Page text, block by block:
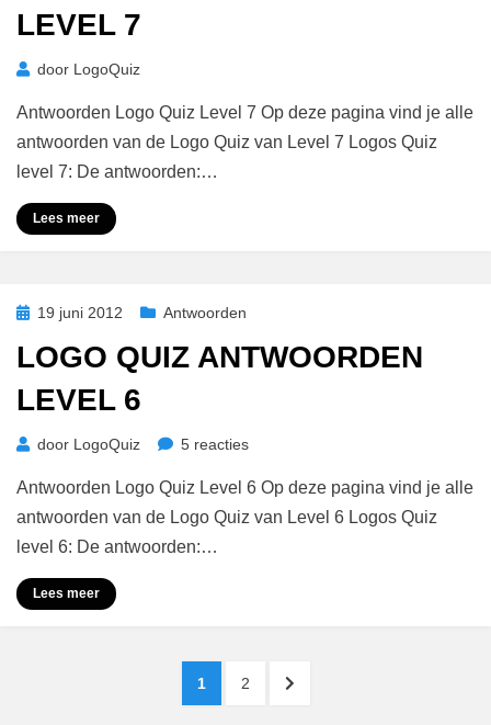
LEVEL 7
door LogoQuiz
Antwoorden Logo Quiz Level 7 Op deze pagina vind je alle
antwoorden van de Logo Quiz van Level 7 Logos Quiz
level 7: De antwoorden:…
Lees meer
Geplaatst
19 juni 2012 Antwoorden
LOGO QUIZ ANTWOORDEN
LEVEL 6
door LogoQuiz 5 reactiesop
Quiz
Antwoorden
Antwoorden Logo Quiz Level 6 Op deze pagina vind je alle
antwoorden van de Logo Quiz van Level 6 Logos Quiz
level 6: De antwoorden:…
Lees meer
PAGINA
1 PAGINA
2
VOLGENDE